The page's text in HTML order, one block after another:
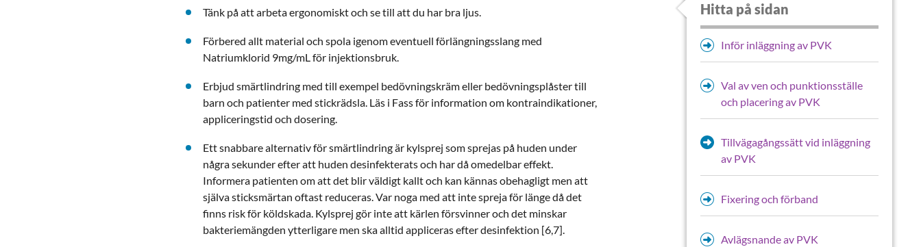
Tänk på att arbeta ergonomiskt och se till att du har bra ljus.
Förbered allt material och spola igenom eventuell förlängningsslang med
Natriumklorid 9mg/mL för injektionsbruk.
Erbjud smärtlindring med till exempel bedövningskräm eller bedövningsplåster till
barn och patienter med stickrädsla. Läs i Fass för information om kontraindikationer,
appliceringstid och dosering.
Ett snabbare alternativ för smärtlindring är kylsprej som sprejas på huden under
några sekunder efter att huden desinfekterats och har då omedelbar effekt.
Informera patienten om att det blir väldigt kallt och kan kännas obehagligt men att
själva sticksmärtan oftast reduceras. Var noga med att inte spreja för länge då det
finns risk för köldskada. Kylsprej gör inte att kärlen försvinner och det minskar
bakteriemängden ytterligare men ska alltid appliceras efter desinfektion [6,7].
Hitta på sidan
Inför inläggning av PVK
Val av ven och punktionsställe
och placering av PVK
Tillvägagångssätt vid inläggning
av PVK
Fixering och förband
Avlägsnande av PVK